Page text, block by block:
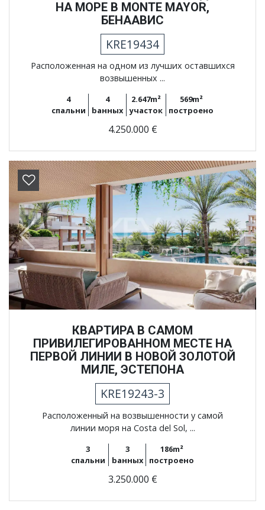
НА МОРЕ В MONTE MAYOR,
БЕНААВИС
KRE19434
Расположенная на одном из лучших оставшихся
возвышенных ...
4
спальни
4
bанных
2.647m²
участок
569m²
построено
4.250.000 €
Previous Next
КВАРТИРА В САМОМ
ПРИВИЛЕГИРОВАННОМ МЕСТЕ НА
ПЕРВОЙ ЛИНИИ В НОВОЙ ЗОЛОТОЙ
МИЛЕ, ЭСТЕПОНА
KRE19243-3
Расположенный на возвышенности у самой
линии моря на Costa del Sol, ...
3
спальни
3
bанных
186m²
построено
3.250.000 €